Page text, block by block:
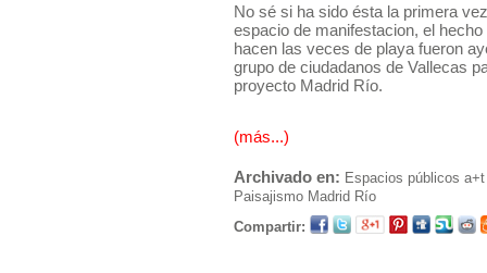
No sé si ha sido ésta la primera
espacio de manifestacion, el
hacen las veces de playa fueron
grupo de ciudadanos de Vallecas
proyecto Madrid Río.
(más...)
Archivado en: Espacios públicos a+t
Paisajismo Madrid Río
Compartir: